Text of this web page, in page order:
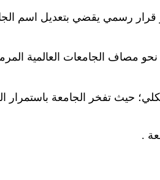
قرار رسمي يقضي بتعديل اسم
مصاف الجامعات العالمية
حيث تفخر الجامعة باستمرار
.